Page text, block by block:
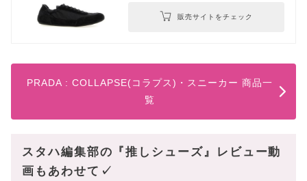
販売サイトをチェック
PRADA : COLLAPSE(コラプス)・スニーカー 商品一
覧
スタハ編集部の『推しシューズ』レビュー動
画もあわせて✓